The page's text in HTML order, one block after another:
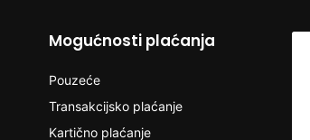
Mogućnosti plaćanja
Pouzeće
Transakcijsko plaćanje
Kartično plaćanje